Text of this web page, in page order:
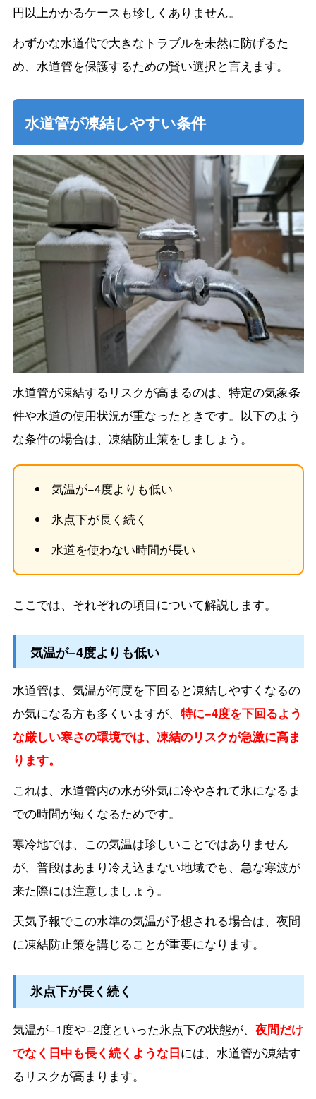
円以上かかるケースも珍しくありません。
わずかな水道代で大きなトラブルを未然に防げるた
め、水道管を保護するための賢い選択と言えます。
水道管が凍結しやすい条件
水道管が凍結するリスクが高まるのは、特定の気象条
件や水道の使用状況が重なったときです。以下のよう
な条件の場合は、凍結防止策をしましょう。
気温が−4度よりも低い
氷点下が長く続く
水道を使わない時間が長い
ここでは、それぞれの項目について解説します。
気温が−4度よりも低い
水道管は、気温が何度を下回ると凍結しやすくなるの
か気になる方も多くいますが、 特に−4度を下回るよう
な厳しい寒さの環境では、凍結のリスクが急激に高ま
ります。
これは、水道管内の水が外気に冷やされて氷になるま
での時間が短くなるためです。
寒冷地では、この気温は珍しいことではありません
が、普段はあまり冷え込まない地域でも、急な寒波が
来た際には注意しましょう。
天気予報でこの水準の気温が予想される場合は、夜間
に凍結防止策を講じることが重要になります。
氷点下が長く続く
気温が−1度や−2度といった氷点下の状態が、 夜間だけ
でなく日中も長く続くような日には、水道管が凍結す
るリスクが高まります。